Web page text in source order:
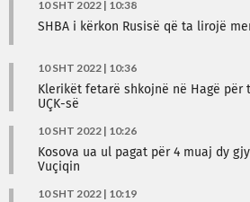
10 SHT 2022 | 10:38
SHBA i kërkon Rusisë që ta lirojë
10 SHT 2022 | 10:36
Klerikët fetarë shkojnë në Hagë për
UÇK-së
10 SHT 2022 | 10:26
Kosova ua ul pagat për 4 muaj dy
Vuçiqin
10 SHT 2022 | 10:19